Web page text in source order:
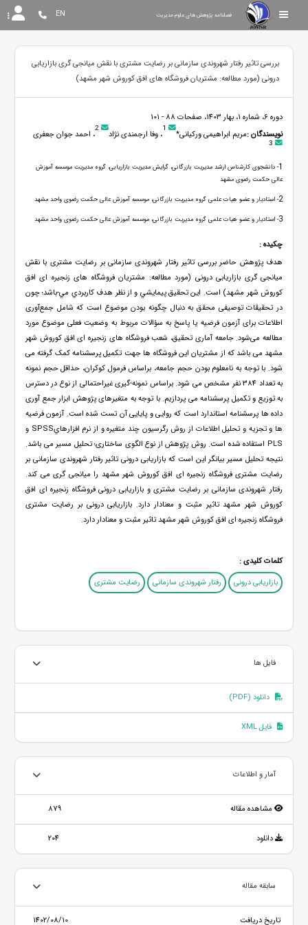
فصلنامه پژوهش های علوم مدیریت EN
بررسی تاثیر رفتار شهروندی سازمانی بر رضایت مشتری با نقش میانجی گری بازاریابی
درونی (مورد مطالعه: مشتریان فروشگاه های افق کوروش شهر مشهد)
دوره 6، شماره 1، بهار 1403، صفحات 88 - 101
نویسندگان :مریم ابراهیمی ورکیانی* 1، وفا ارجمندی نژاد 2، احمد جوان جعفری
3
1- دانشجوی کارشناس ارشد مدیریت بازرگانی، گرایش مدیریت بازاریابی، گروه مدیریت موسسه آموزش
عالی حکمت رضوی مشهد
2- استادیار و عضو هیات علمی گروه مدیریت بازرگانی، موسسه آموزش عالی حکمت رضوی واحد مشهد
3- استادیار و عضو هیات علمی گروه مدیریت بازرگانی، موسسه آموزش عالی حکمت رضوی واحد مشهد
چکیده :
هدف پژوهش حاضر بررسی تاثیر رفتار شهروندی سازمانی بر رضایت مشتری با نقش
میانجی گری بازاریابی درونی (مورد مطالعه: مشتریان فروشگاه های زنجیره ای افق
کوروش شهر مشهد) است. اين تحقيق پيمايشي و از نظر هدف کاربردي مي-باشد؛ چون
در تحقیقات توصیفی محقق به دنبال چگونه بودن موضوع است که شامل جمع‌آوری
اطلاعات برای آزمون فرضیه یا پاسخ به سؤالات مربوط به وضعیت فعلی موضوع مورد
مطالعه می‌شود. جامعه آماری تحقیق، شعب فروشگاه های زنجیره ای افق کوروش شهر
مشهد می باشد که از مشتریان این فروشگاه ها جهت تکمیل پرسشنامه کمک گرفته می
شود. با توجه به نامعلوم بودن حجم جامعه، براساس فرمول کوکران، حداقل حجم نمونه
به تعداد 384 نفر مشخص می شود. براساس نمونه-گیری غیراحتمالی از نوع در دسترس
به توزیع و تکمیل پرسشنامه می پردازیم. با توجه به متغیرهای پژوهش ابزار جمع آوری
داده ها پرسشنامه استاندارد است که روایی و پایایی آن تست شده است. آزمون فرضیه
ها و تجزیه و تحلیل اطلاعات از روش رگرسيون چند متغيره و از نرم افزارهايSPSS و
PLS استفاده شده است. روش پژوهش از نوع الگوی ساختاری؛ تحلیل مسیر می باشد.
نتیجه تحلیل مسیر بیانگر این است که بازاریابی درونی تاثیر رفتار شهروندی سازمانی بر
رضایت مشتری فروشگاه زنجیره ای افق کوروش شهر مشهد را میانجی گری می کند.
رفتار شهروندی سازمانی بر رضایت مشتری و بازاریابی درونی فروشگاه زنجیره ای افق
کوروش شهر مشهد تاثیر مثبت و معنادار دارد. بازاریابی درونی بر رضایت مشتری
فروشگاه زنجیره ای افق کوروش شهر مشهد تاثیر مثبت و معنادار دارد.
کلمات کلیدی :
بازاریابی درونی
رفتار شهروندی سازمانی رضایت مشتری
فایل ها
دانلود (PDF)
فایل XML
آمار و اطلاعات
مشاهده مقاله 879
دانلود 204
سابقه مقاله
تاریخ دریافت 1402/08/10